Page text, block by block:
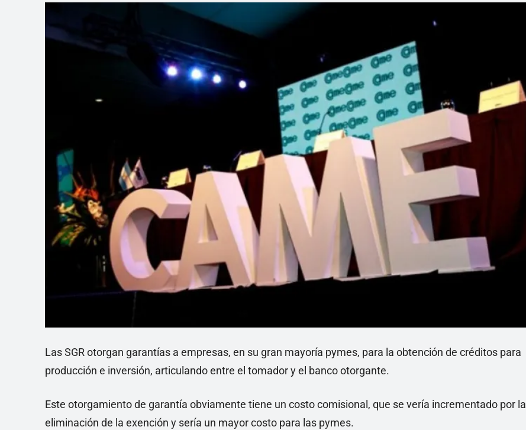
Las SGR otorgan garantías a empresas, en su gran mayoría pymes, para la obtención de créditos para
producción e inversión, articulando entre el tomador y el banco otorgante.
Este otorgamiento de garantía obviamente tiene un costo comisional, que se vería incrementado por la
eliminación de la exención y sería un mayor costo para las pymes.